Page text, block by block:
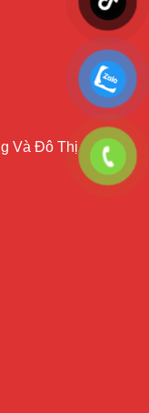
Và Đô Thị